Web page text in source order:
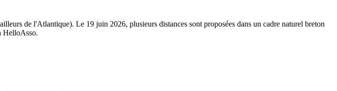
de l'Atlantique). Le 19 juin 2026, plusieurs distances sont proposées dans un cadre naturel breton
HelloAsso.